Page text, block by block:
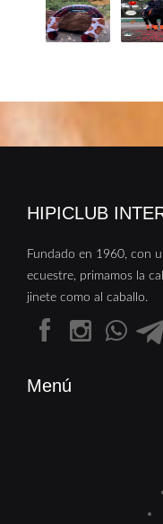
HIPICLUB
Fundado en 1960, con
ecuestre, primamos la
jinete como al caballo.
Menú